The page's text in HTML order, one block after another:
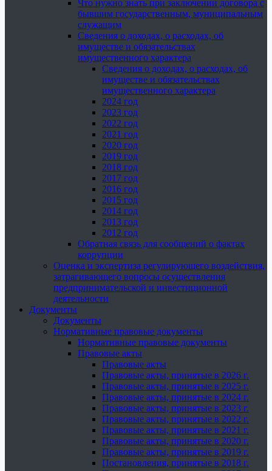
Что нужно знать при заключении договора с
бывшим государственным, муниципальным
служащим
Сведения о доходах, о расходах, об
имуществе и обязательствах
имущественного характера
Сведения о доходах, о расходах, об
имуществе и обязательствах
имущественного характера
2024 год
2023 год
2022 год
2021 год
2020 год
2019 год
2018 год
2017 год
2016 год
2015 год
2014 год
2013 год
2012 год
Обратная связь для сообщений о фактах
коррупции
Оценка и экспертиза регулирующего воздействия,
затрагивающего вопросы осуществления
предпринимательской и инвестиционной
деятельности
Документы
Документы
Нормативные правовые документы
Нормативные правовые документы
Правовые акты
Правовые акты
Правовые акты, принятые в 2026 г.
Правовые акты, принятые в 2025 г.
Правовые акты, принятые в 2024 г.
Правовые акты, принятые в 2023 г.
Правовые акты, принятые в 2022 г.
Правовые акты, принятые в 2021 г.
Правовые акты, принятые в 2020 г.
Правовые акты, принятые в 2019 г.
Постановления, принятые в 2018 г.